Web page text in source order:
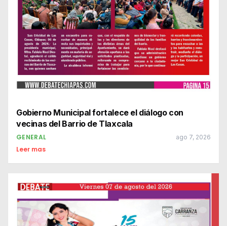
Gobierno Municipal fortalece el diálogo con
vecinas del Barrio de Tlaxcala
GENERAL ago 7, 2026
Leer mas